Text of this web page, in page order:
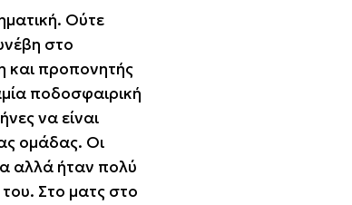
Ούτε
στο
και προπονητής
ποδοσφαιρική
να είναι
ομάδας. Οι
αλλά ήταν πολύ
Στο ματς στο